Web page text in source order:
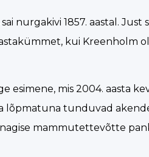
nurgakivi 1857. aastal. Just
kui Kreenholm
esimene, mis 2004. aasta
lõpmatuna tunduvad
mammutettevõtte